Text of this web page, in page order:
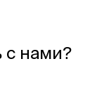
с нами?